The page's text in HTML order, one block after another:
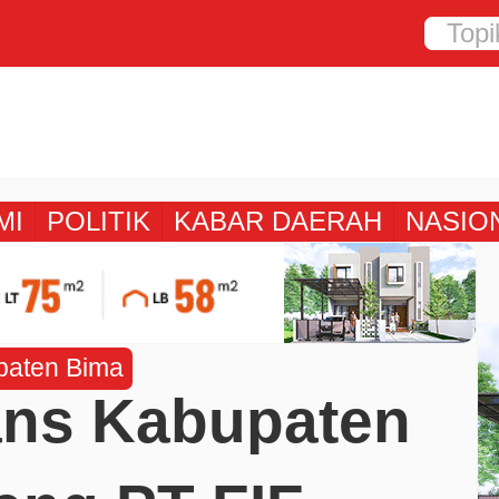
POLITIK KABAR DAERAH
Bima
Kabupaten